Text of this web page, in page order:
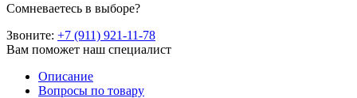
Сомневаетесь в выборе?
Звоните: +7 (911) 921-11-78
Вам поможет наш специалист
Описание
Вопросы по товару